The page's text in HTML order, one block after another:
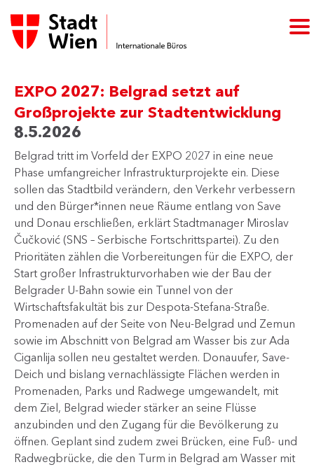
EXPO 2027: Belgrad setzt auf
Großprojekte zur Stadtentwicklung
8.5.2026
​Belgrad tritt im Vorfeld der EXPO 2027 in eine neue
Phase umfangreicher Infrastrukturprojekte ein. Diese
sollen das Stadtbild verändern, den Verkehr verbessern
und den Bürger*innen neue Räume entlang von Save
und Donau erschließen, erklärt Stadtmanager Miroslav
Čučković (SNS – Serbische Fortschrittspartei). Zu den
Prioritäten zählen die Vorbereitungen für die EXPO, der
Start großer Infrastrukturvorhaben wie der Bau der
Belgrader U-Bahn sowie ein Tunnel von der
Wirtschaftsfakultät bis zur Despota-Stefana-Straße.
Promenaden auf der Seite von Neu-Belgrad und Zemun
sowie im Abschnitt von Belgrad am Wasser bis zur Ada
Ciganlija sollen neu gestaltet werden. Donauufer, Save-
Deich und bislang vernachlässigte Flächen werden in
Promenaden, Parks und Ra​dwege umgewandelt, mit
dem Ziel, Belgrad wieder stärker an seine Flüsse
anzubinden und den Zugang für die Bevölkerung zu
öffnen.​ Geplant sind zudem zwei Brücken, eine Fuß- und
Radwegbrücke, die den Turm in Belgrad am Wasser mit